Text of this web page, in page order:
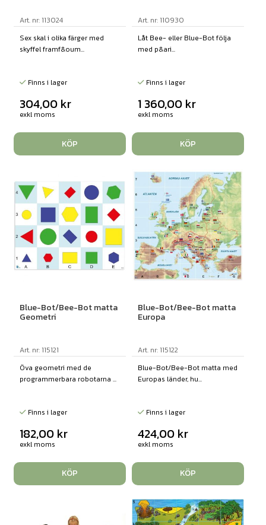
Art. nr: 113024
Sex skal i olika färger med
skyffel framf&oum...
Finns i lager
304,00 kr
exkl moms
KÖP
Art. nr: 110930
Låt Bee- eller Blue-Bot följa
med p&ari...
Finns i lager
1 360,00 kr
exkl moms
KÖP
Blue-Bot/Bee-Bot matta
Geometri
Art. nr: 115121
Öva geometri med de
programmerbara robotarna ...
Finns i lager
182,00 kr
exkl moms
KÖP
Blue-Bot/Bee-Bot matta
Europa
Art. nr: 115122
Blue-Bot/Bee-Bot matta med
Europas länder, hu...
Finns i lager
424,00 kr
exkl moms
KÖP